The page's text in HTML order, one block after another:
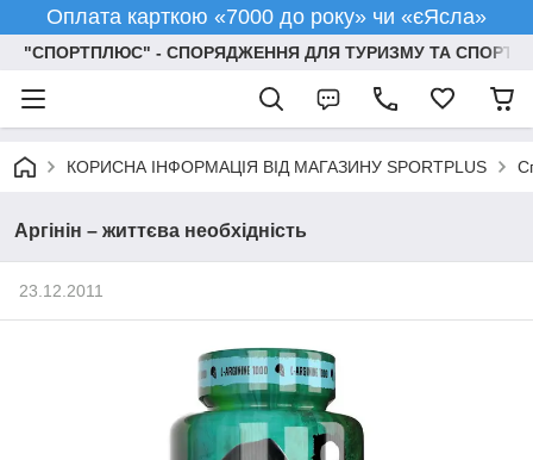
Оплата карткою «7000 до року» чи «єЯсла»
"СПОРТПЛЮС" - СПОРЯДЖЕННЯ ДЛЯ ТУРИЗМУ ТА СПОРТУ
КОРИСНА ІНФОРМАЦІЯ ВІД МАГАЗИНУ SPORTPLUS
Аргінін – життєва необхідність
23.12.2011